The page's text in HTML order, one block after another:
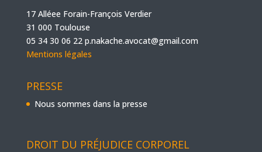
17 Alléee Forain-François Verdier
31 000 Toulouse
05 34 30 06 22 p.nakache.avocat@gmail.com
Mentions légales
PRESSE
Nous sommes dans la presse
DROIT DU PRÉJUDICE CORPOREL